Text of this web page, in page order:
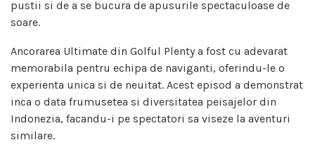
pustii si de a se bucura de apusurile spectaculoase de
soare.
Ancorarea Ultimate din Golful Plenty a fost cu adevarat
memorabila pentru echipa de naviganti, oferindu-le o
experienta unica si de neuitat. Acest episod a demonstrat
inca o data frumusetea si diversitatea peisajelor din
Indonezia, facandu-i pe spectatori sa viseze la aventuri
similare.